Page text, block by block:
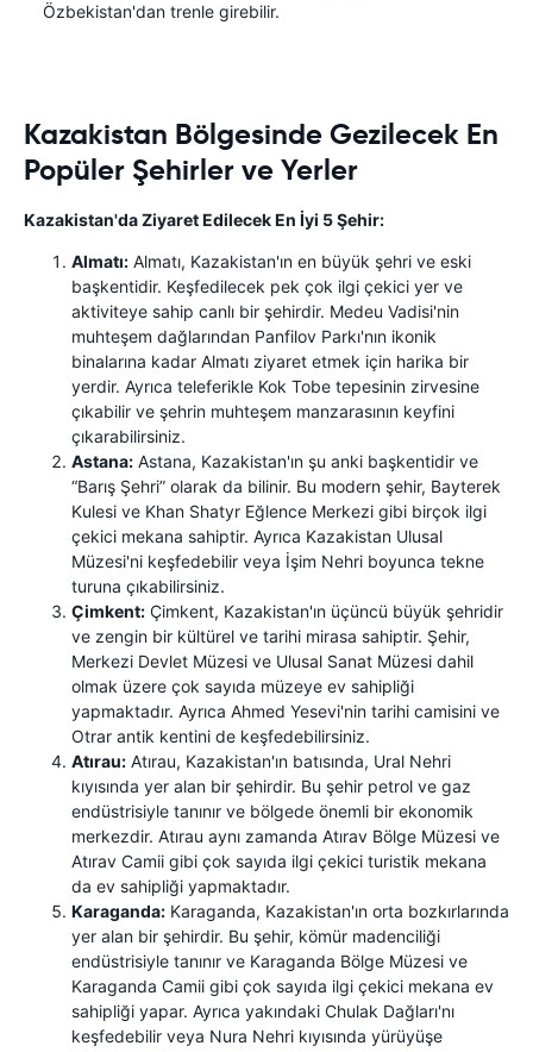
Özbekistan'dan trenle girebilir.
Kazakistan Bölgesinde Gezilecek En
Popüler Şehirler ve Yerler
Kazakistan'da Ziyaret Edilecek En İyi 5 Şehir:
Almatı: Almatı, Kazakistan'ın en büyük şehri ve eski
başkentidir. Keşfedilecek pek çok ilgi çekici yer ve
aktiviteye sahip canlı bir şehirdir. Medeu Vadisi'nin
muhteşem dağlarından Panfilov Parkı'nın ikonik
binalarına kadar Almatı ziyaret etmek için harika bir
yerdir. Ayrıca teleferikle Kok Tobe tepesinin zirvesine
çıkabilir ve şehrin muhteşem manzarasının keyfini
çıkarabilirsiniz.
Astana: Astana, Kazakistan'ın şu anki başkentidir ve
“Barış Şehri” olarak da bilinir. Bu modern şehir, Bayterek
Kulesi ve Khan Shatyr Eğlence Merkezi gibi birçok ilgi
çekici mekana sahiptir. Ayrıca Kazakistan Ulusal
Müzesi'ni keşfedebilir veya İşim Nehri boyunca tekne
turuna çıkabilirsiniz.
Çimkent: Çimkent, Kazakistan'ın üçüncü büyük şehridir
ve zengin bir kültürel ve tarihi mirasa sahiptir. Şehir,
Merkezi Devlet Müzesi ve Ulusal Sanat Müzesi dahil
olmak üzere çok sayıda müzeye ev sahipliği
yapmaktadır. Ayrıca Ahmed Yesevi'nin tarihi camisini ve
Otrar antik kentini de keşfedebilirsiniz.
Atırau: Atırau, Kazakistan'ın batısında, Ural Nehri
kıyısında yer alan bir şehirdir. Bu şehir petrol ve gaz
endüstrisiyle tanınır ve bölgede önemli bir ekonomik
merkezdir. Atırau aynı zamanda Atırav Bölge Müzesi ve
Atırav Camii gibi çok sayıda ilgi çekici turistik mekana
da ev sahipliği yapmaktadır.
Karaganda: Karaganda, Kazakistan'ın orta bozkırlarında
yer alan bir şehirdir. Bu şehir, kömür madenciliği
endüstrisiyle tanınır ve Karaganda Bölge Müzesi ve
Karaganda Camii gibi çok sayıda ilgi çekici mekana ev
sahipliği yapar. Ayrıca yakındaki Chulak Dağları'nı
keşfedebilir veya Nura Nehri kıyısında yürüyüşe